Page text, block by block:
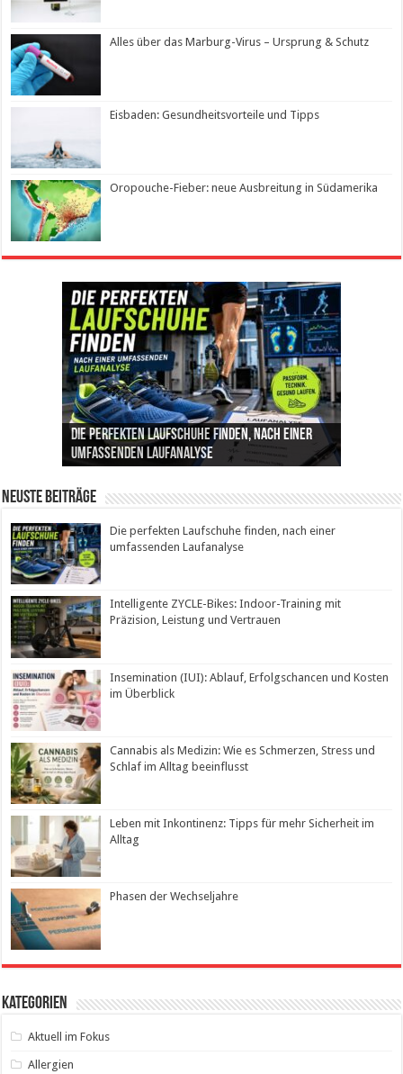
Alles über das Marburg-Virus – Ursprung & Schutz
Eisbaden: Gesundheitsvorteile und Tipps
Oropouche-Fieber: neue Ausbreitung in Südamerika
Die perfekten Laufschuhe finden, nach einer
umfassenden Laufanalyse
Intelligente ZYCLE-Bikes: Indoor-Training mit
Präzision, Leistung und Vertrauen
Insemination (IUI): Ablauf, Erfolgschancen und
Kosten im Überblick
Cannabis als Medizin: Wie es Schmerzen, Stress
und Schlaf im Alltag beeinflusst
Leben mit Inkontinenz: Tipps für mehr
Sicherheit im Alltag
Neuste Beiträge
Die perfekten Laufschuhe finden, nach einer
umfassenden Laufanalyse
Intelligente ZYCLE-Bikes: Indoor-Training mit
Präzision, Leistung und Vertrauen
Insemination (IUI): Ablauf, Erfolgschancen und Kosten
im Überblick
Cannabis als Medizin: Wie es Schmerzen, Stress und
Schlaf im Alltag beeinflusst
Leben mit Inkontinenz: Tipps für mehr Sicherheit im
Alltag
Phasen der Wechseljahre
Kategorien
Aktuell im Fokus
Allergien